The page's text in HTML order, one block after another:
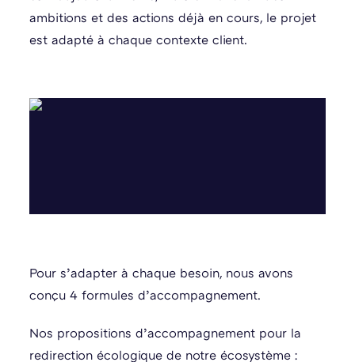
ambitions et des actions déjà en cours, le projet
est adapté à chaque contexte client.
Pour s’adapter à chaque besoin, nous avons
conçu 4 formules d’accompagnement.
Nos propositions d’accompagnement pour la
redirection écologique de notre écosystème :